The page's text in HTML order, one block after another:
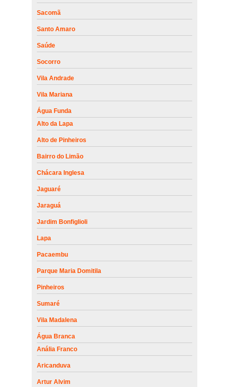
Sacomã
Santo Amaro
Saúde
Socorro
Vila Andrade
Vila Mariana
Água Funda
Alto da Lapa
Alto de Pinheiros
Bairro do Limão
Chácara Inglesa
Jaguaré
Jaraguá
Jardim Bonfiglioli
Lapa
Pacaembu
Parque Maria Domitila
Pinheiros
Sumaré
Vila Madalena
Água Branca
Anália Franco
Aricanduva
Artur Alvim